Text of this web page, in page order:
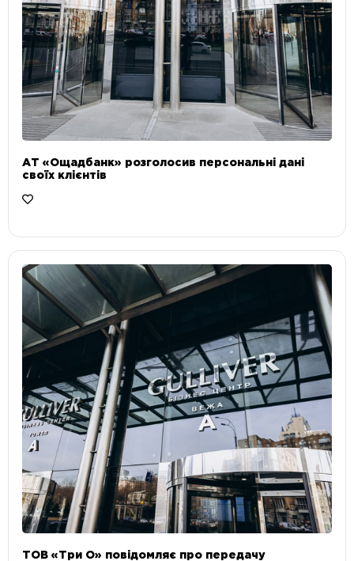
АТ «Ощадбанк» розголосив персональні дані
своїх клієнтів
ТОВ «Три О» повідомляє про передачу